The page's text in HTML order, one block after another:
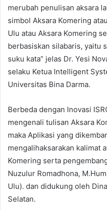
merubah penulisan aksara
simbol Aksara Komering
Ulu atau Aksara Komering
berbasiskan silabaris, yaitu
suku kata” jelas Dr. Yesi
selaku Ketua Intelligent
Universitas Bina Darma.
Berbeda dengan Inovasi
mengenali tulisan Aksara
maka Aplikasi yang
mengalihaksarakan kalimat
Komering serta
Nuzulur Romadhona,
Ulu). dan didukung oleh
Selatan.